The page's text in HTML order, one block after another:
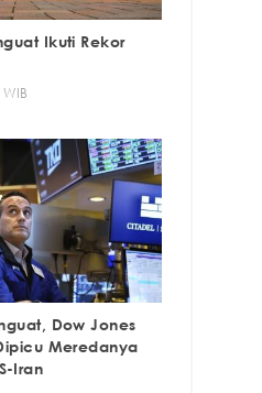
Ikuti Rekor
Dow Jones
Meredanya
Iran